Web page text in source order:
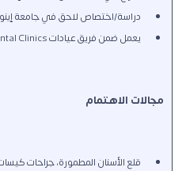
دراسة/اختصاص لاحق في جامعة إينونو
يعمل ضمن فريق عيادات Esnan Dental Clinics
مجالات الاهتمام
قلع الأسنان المطمورة، جراحات